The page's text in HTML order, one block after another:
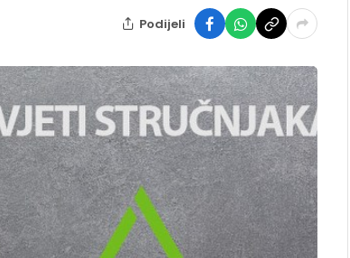
Podijeli